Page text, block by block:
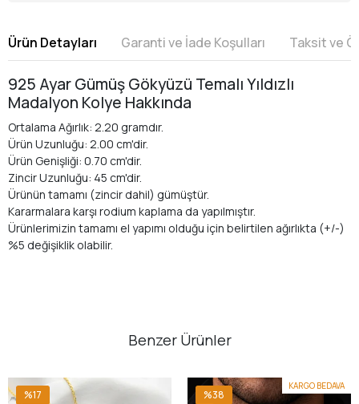
Ürün Detayları Garanti ve İade Koşulları Taksit ve
925 Ayar Gümüş Gökyüzü Temalı Yıldızlı
Madalyon Kolye Hakkında
Ortalama Ağırlık: 2.20 gramdır.
Ürün Uzunluğu: 2.00 cm'dir.
Ürün Genişliği: 0.70 cm'dir.
Zincir Uzunluğu: 45 cm'dir.
Ürünün tamamı (zincir dahil) gümüştür.
Kararmalara karşı rodium kaplama da yapılmıştır.
Ürünlerimizin tamamı el yapımı olduğu için belirtilen ağırlıkta (+/-)
%5 değişiklik olabilir.
Benzer Ürünler
%17
KARGO BEDAVA
%38